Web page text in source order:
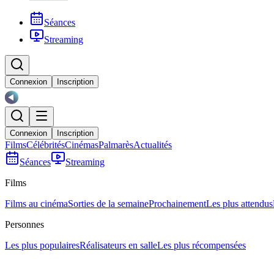
Séances
Streaming
Connexion Inscription
Connexion Inscription
FilmsCélébritésCinémasPalmarèsActualités
Séances
Streaming
Films
Films au cinémaSorties de la semaineProchainementLes plus attendus
Personnes
Les plus populairesRéalisateurs en salleLes plus récompensées